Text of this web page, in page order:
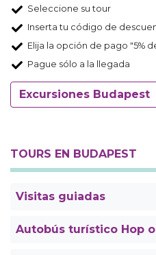
Seleccione su tour
Inserta tu código de
Elija la opción de pago "5%
Pague sólo a la llegada
Excursiones Budapest
TOURS EN BUDAPEST
Visitas guiadas
Autobús turístico Hop